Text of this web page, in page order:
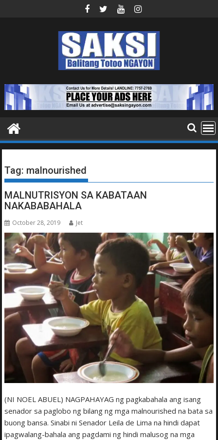
Tag: malnourished
MALNUTRISYON SA KABATAAN
NAKABABAHALA
October 28, 2019 Jet
(NI NOEL ABUEL) NAGPAHAYAG ng pagkabahala ang isang
senador sa paglobo ng bilang ng mga malnourished na bata sa
buong bansa. Sinabi ni Senador Leila de Lima na hindi dapat
ipagwalang-bahala ang pagdami ng hindi malusog na mga